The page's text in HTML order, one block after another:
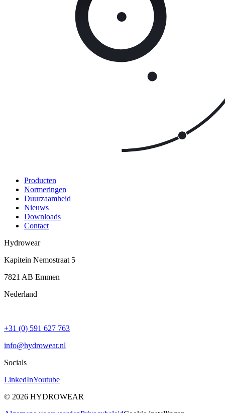
Producten
Normeringen
Duurzaamheid
Nieuws
Downloads
Contact
Hydrowear
Kapitein Nemostraat 5
7821 AB Emmen
Nederland
+31 (0) 591 627 763
info@hydrowear.nl
Socials
LinkedInYoutube
© 2026 HYDROWEAR